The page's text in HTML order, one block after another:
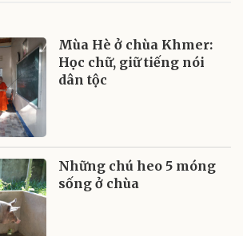
Mùa Hè ở chùa Khmer:
Học chữ, giữ tiếng nói
dân tộc
Những chú heo 5 móng
sống ở chùa